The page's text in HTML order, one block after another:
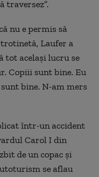
traversez”.
nu e permis să
Laufer a
tot același lucru se
Copiii sunt bine. Eu
bine. N-am mers
într-un accident
Carol I din
de un copac și
se aflau